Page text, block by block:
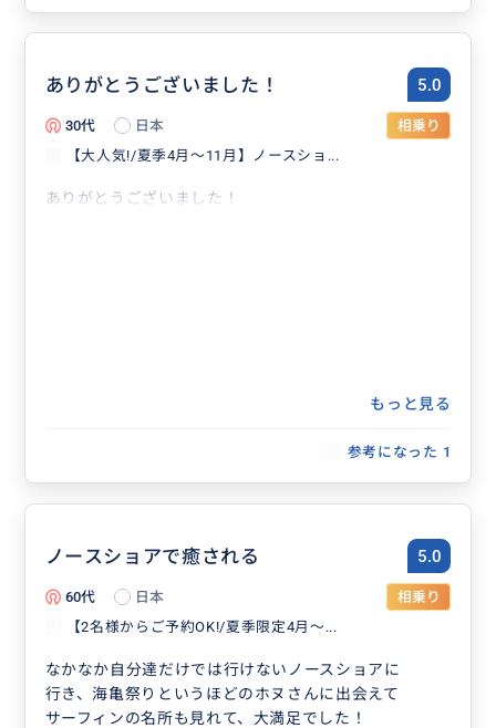
ありがとうございました！ 5.0
30代 日本
相乗り
【大人気!/夏季4月〜11月】ノースショ...
ありがとうございました！
もっと見る
参考になった 1
ノースショアで癒される 5.0
60代 日本
相乗り
【2名様からご予約OK!/夏季限定4月〜...
なかなか自分達だけでは行けないノースショアに
行き、海亀祭りというほどのホヌさんに出会えて
サーフィンの名所も見れて、大満足でした！